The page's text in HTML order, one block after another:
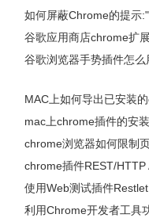
如何屏蔽Chrome的提示
谷歌应用商店chrome扩
谷歌浏览器手势插件怎么
MAC上如何导出已安装
mac上chrome插件的安
chrome浏览器如何限制
chrome插件REST/HTTP
使用Web测试插件Restlet
利用Chrome开发者工具